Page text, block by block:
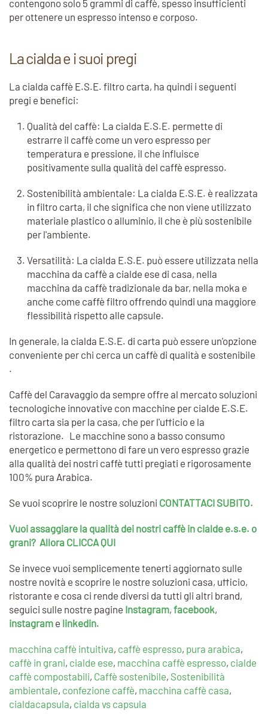
contengono solo 5 grammi di caffè, spesso insufficienti
per ottenere un espresso intenso e corposo.
La cialda e i suoi pregi
La cialda caffè E.S.E. filtro carta, ha quindi i seguenti
pregi e benefici:
Qualità del caffè: La cialda E.S.E. permette di
estrarre il caffè come un vero espresso per
temperatura e pressione, il che influisce
positivamente sulla qualità del caffè espresso.
Sostenibilità ambientale: La cialda E.S.E. è realizzata
in filtro carta, il che significa che non viene utilizzato
materiale plastico o alluminio, il che è più sostenibile
per l'ambiente.
Versatilità: La cialda E.S.E. può essere utilizzata nella
macchina da caffè a cialde ese di casa, nella
macchina da caffè tradizionale da bar, nella moka e
anche come caffè filtro offrendo quindi una maggiore
flessibilità rispetto alle capsule.
In generale, la cialda E.S.E. di carta può essere un'opzione
conveniente per chi cerca un caffè di qualità e sostenibile
.
Caffè del Caravaggio da sempre offre al mercato soluzioni
tecnologiche innovative con macchine per cialde E.S.E.
filtro carta sia per la casa, che per l'ufficio e la
ristorazione. Le macchine sono a basso consumo
energetico e permettono di fare un vero espresso grazie
alla qualità dei nostri caffè tutti pregiati e rigorosamente
100% pura Arabica.
Se vuoi scoprire le nostre soluzioni CONTATTACI SUBITO.
Vuoi assaggiare la qualità dei nostri caffè in cialde e.s.e. o
grani? Allora CLICCA QUI
Se invece vuoi semplicemente tenerti aggiornato sulle
nostre novità e scoprire le nostre soluzioni casa, ufficio,
ristorante e cosa ci rende diversi da tutti gli altri brand,
seguici sulle nostre pagine Instagram, facebook,
instagram e linkedin.
macchina caffè intuitiva, caffè espresso, pura arabica,
caffè in grani, cialde ese, macchina caffè espresso, cialde
caffè compostabili, Caffè sostenibile, Sostenibilità
ambientale, confezione caffè, macchina caffè casa,
cialdacapsula, cialda vs capsula